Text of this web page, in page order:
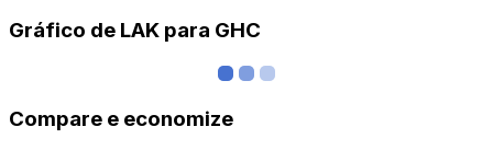
Gráfico de LAK para GHC
Compare e economize